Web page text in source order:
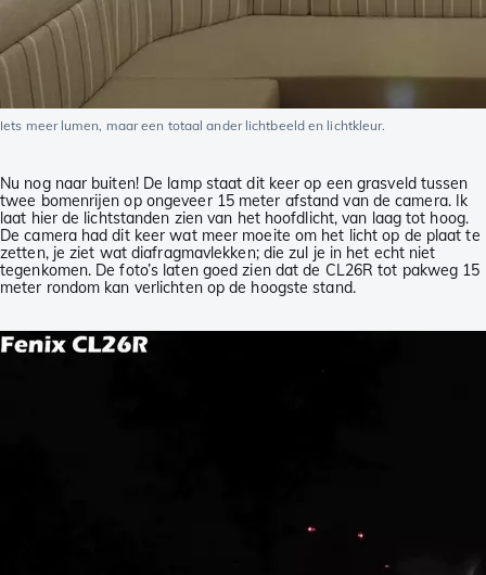
Iets meer lumen, maar een totaal ander lichtbeeld en lichtkleur.
Nu nog naar buiten! De lamp staat dit keer op een grasveld tussen
twee bomenrijen op ongeveer 15 meter afstand van de camera. Ik
laat hier de lichtstanden zien van het hoofdlicht, van laag tot hoog.
De camera had dit keer wat meer moeite om het licht op de plaat te
zetten, je ziet wat diafragmavlekken; die zul je in het echt niet
tegenkomen. De foto’s laten goed zien dat de CL26R tot pakweg 15
meter rondom kan verlichten op de hoogste stand.